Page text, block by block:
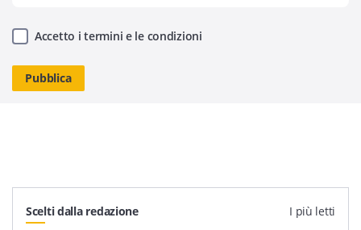
Accetto i termini e le condizioni
Scelti dalla redazione I più letti